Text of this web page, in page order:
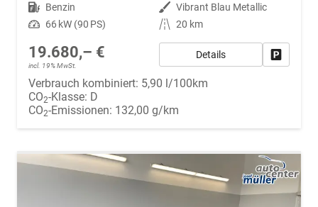
Kraftstoff Benzin Außenfarbe Vibrant Blau Metallic
Leistung 66 kW (90 PS) Kilometerstand 20 km
19.680,– €
incl. 19% MwSt.
Details
Verbrauch kombiniert: 5,90 l/100km
CO2-Klasse: D
CO2-Emissionen: 132,00 g/km